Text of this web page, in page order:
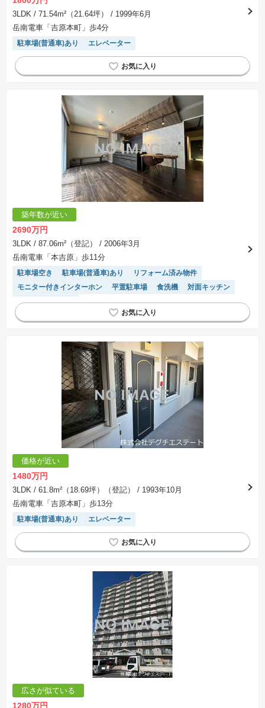
3LDK / 71.54m²（21.64坪）
/ 1999年6月
岳南電車「吉原本町」歩4分
駐車場(普通車)あり エレベーター
築年数が近い
2690万円
3LDK / 87.06m²（登記）
/ 2006年3月
岳南電車「本吉原」歩11分
駐車場空き 駐車場(普通車)あり
リフォーム済み物件
モニター付きインターホン
平置駐車場 食洗機
対面キッチン
システムキッチン
価格が近い
1480万円
3LDK / 61.8m²（18.69坪）（登記）
/ 1993年10月
岳南電車「吉原本町」歩13分
駐車場(普通車)あり エレベーター
広さが似ている
1280万円